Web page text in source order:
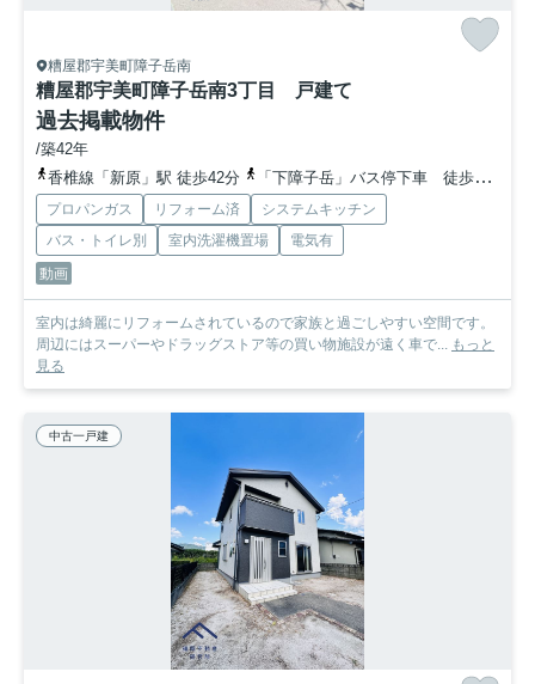
糟屋郡宇美町障子岳南
糟屋郡宇美町障子岳南3丁目 戸建て
過去掲載物件
/築42年
香椎線「新原」駅 徒歩42分
「下障子岳」バス停下車 徒歩12分
プロパンガス リフォーム済
システムキッチン
バス・トイレ別
室内洗濯機置場
電気有
動画
室内は綺麗にリフォームされているので家族と過ごしやすい空間です。
周辺にはスーパーやドラッグストア等の買い物施設が遠く車で... もっと
見る
中古一戸建